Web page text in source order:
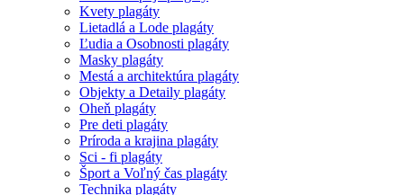
Kvety plagáty
Lietadlá a Lode plagáty
Ľudia a Osobnosti plagáty
Masky plagáty
Mestá a architektúra plagáty
Objekty a Detaily plagáty
Oheň plagáty
Pre deti plagáty
Príroda a krajina plagáty
Sci - fi plagáty
Šport a Voľný čas plagáty
Technika plagáty